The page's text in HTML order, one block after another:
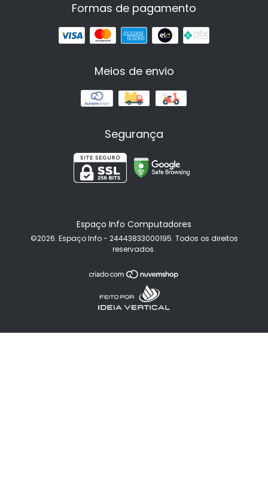
Formas de pagamento
Meios de envio
Segurança
Espaço Info Computadores
©2026. Espaço Info - 24443833000195. Todos os direitos
reservados.